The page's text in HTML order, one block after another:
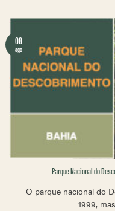
Parque Nacional do
O parque nacional do
1999,
08
ago